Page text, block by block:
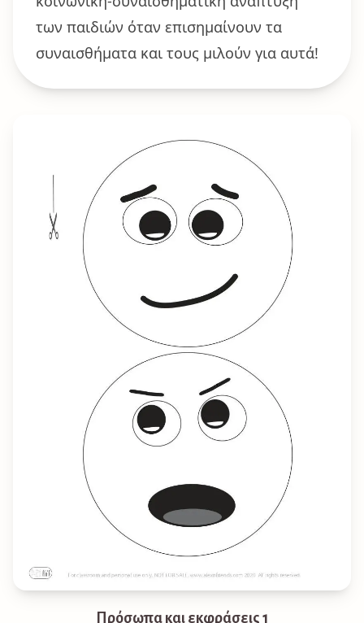
των παιδιών όταν επισημαίνουν τα
συναισθήματα και τους μιλούν για αυτά!
Πρόσωπα και εκφράσεις 1